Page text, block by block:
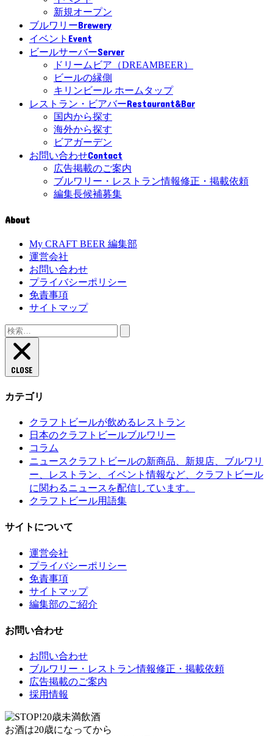
新規オープン
ブルワリーBrewery
イベント Event
ビールサーバーServer
ドリームビア（DREAMBEER）
ビールの縁側
キリンビール ホームタップ
レストラン・ビアバーRestaurant&Bar
国内から探す
海外から探す
ビアガーデン
お問い合わせContact
広告掲載のご案内
ブルワリー・レストラン情報修正・掲載依頼
編集長候補募集
About
My CRAFT BEER 編集部
運営会社
お問い合わせ
プライバシーポリシー
免責事項
サイトマップ
検
索:
CLOSE
カテゴリ
クラフトビールが飲めるレストラン
日本のクラフトビールブルワリー
コラム
ニュース クラフトビールの新商品、新規店、ブルワリ
ー、レストラン、イベント情報など、クラフトビール
に関わるニュースを配信しています。
クラフトビール用語集
サイトについて
運営会社
プライバシーポリシー
免責事項
サイトマップ
編集部のご紹介
お問い合わせ
お問い合わせ
ブルワリー・レストラン情報修正・掲載依頼
広告掲載のご案内
採用情報
お酒は20歳になってから